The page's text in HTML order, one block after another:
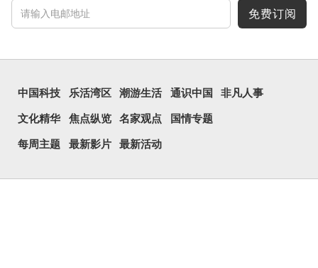
免费订阅
中国科技 乐活湾区 潮游生活 通识中国 非凡人事
文化精华 焦点纵览 名家观点 国情专题
每周主题 最新影片 最新活动